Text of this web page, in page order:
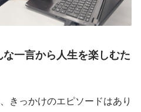
な一言から人生を楽しむた
きっかけのエピソードはあり